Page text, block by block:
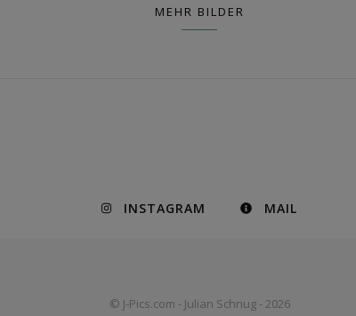
MEHR BILDER
INSTAGRAM MAIL
© J-Pics.com - Julian Schnug - 2026